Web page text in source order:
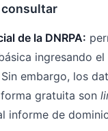
consultar
de la DNRPA:
ingresando
embargo, los
gratuita son
informe de